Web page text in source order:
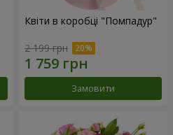
Квіти в коробці "Помпадур"
2 199 грн
Замовити